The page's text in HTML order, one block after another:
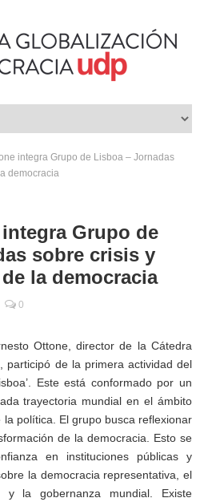
integra Grupo de Lisboa – Jornadas
democracia
Grupo de
sobre crisis y
la democracia
0
Ottone, director de la Cátedra
participó de la primera actividad del
Este está conformado por un
trayectoria mundial en el ámbito
política. El grupo busca reflexionar
de la democracia. Esto se
en instituciones públicas y
la democracia representativa, el
y la gobernanza mundial. Existe